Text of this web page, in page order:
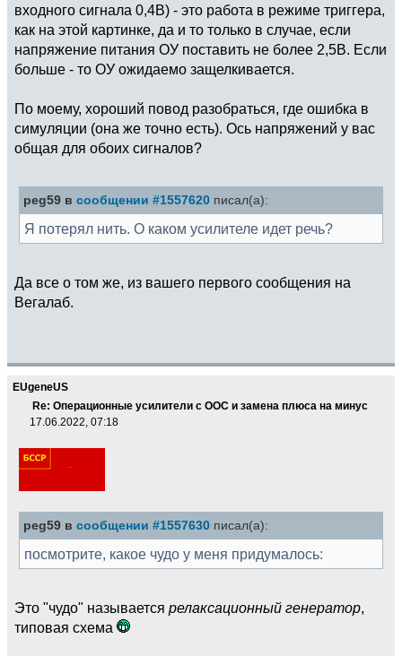
входного сигнала 0,4В) - это работа в режиме триггера,
как на этой картинке, да и то только в случае, если
напряжение питания ОУ поставить не более 2,5В. Если
больше - то ОУ ожидаемо защелкивается.
По моему, хороший повод разобраться, где ошибка в
симуляции (она же точно есть). Ось напряжений у вас
общая для обоих сигналов?
peg59 в сообщении #1557620 писал(а):
Я потерял нить. О каком усилителе идет речь?
Да все о том же, из вашего первого сообщения на
Вегалаб.
EUgeneUS
Re: Операционные усилители с ООС и замена плюса на минус
17.06.2022, 07:18
peg59 в сообщении #1557630 писал(а):
посмотрите, какое чудо у меня придумалось:
Это "чудо" называется релаксационный генератор,
типовая схема